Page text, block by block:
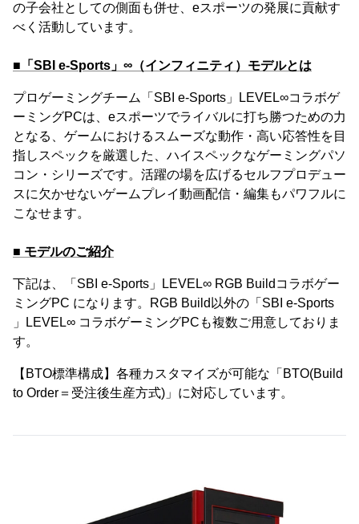
の子会社としての側面も併せ、eスポーツの発展に貢献す
べく活動しています。
■「SBI e-Sports」∞（インフィニティ）モデルとは
プロゲーミングチーム「SBI e-Sports」LEVEL∞コラボゲ
ーミングPCは、eスポーツでライバルに打ち勝つための力
となる、ゲームにおけるスムーズな動作・高い応答性を目
指しスペックを厳選した、ハイスペックなゲーミングパソ
コン・シリーズです。活躍の場を広げるセルフプロデュー
スに欠かせないゲームプレイ動画配信・編集もパワフルに
こなせます。
■ モデルのご紹介
下記は、「SBI e-Sports」LEVEL∞ RGB Buildコラボゲー
ミングPC になります。RGB Build以外の「SBI e-Sports
」LEVEL∞ コラボゲーミングPCも複数ご用意しておりま
す。
【BTO標準構成】各種カスタマイズが可能な「BTO(Build
to Order＝受注後生産方式)」に対応しています。